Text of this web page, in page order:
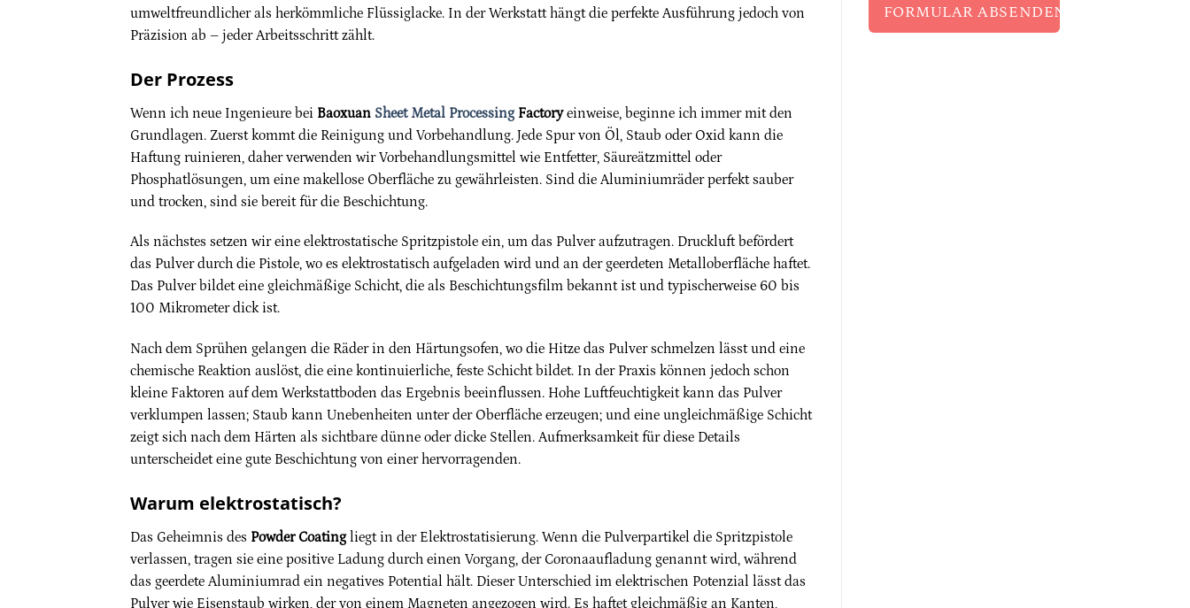
umweltfreundlicher als herkömmliche Flüssiglacke. In der Werkstatt hängt die perfekte Ausführung jedoch von
Präzision ab – jeder Arbeitsschritt zählt.
Der Prozess
Wenn ich neue Ingenieure bei Baoxuan Sheet Metal ProcessingFactoryeinweise, beginne ich immer mit den
Grundlagen. Zuerst kommt die Reinigung und Vorbehandlung. Jede Spur von Öl, Staub oder Oxid kann die
Haftung ruinieren, daher verwenden wir Vorbehandlungsmittel wie Entfetter, Säureätzmittel oder
Phosphatlösungen, um eine makellose Oberfläche zu gewährleisten. Sind die Aluminiumräder perfekt sauber
und trocken, sind sie bereit für die Beschichtung.
Als nächstes setzen wir eine elektrostatische Spritzpistole ein, um das Pulver aufzutragen. Druckluft befördert
das Pulver durch die Pistole, wo es elektrostatisch aufgeladen wird und an der geerdeten Metalloberfläche haftet.
Das Pulver bildet eine gleichmäßige Schicht, die als Beschichtungsfilm bekannt ist und typischerweise 60 bis
100 Mikrometer dick ist.
Nach dem Sprühen gelangen die Räder in den Härtungsofen, wo die Hitze das Pulver schmelzen lässt und eine
chemische Reaktion auslöst, die eine kontinuierliche, feste Schicht bildet. In der Praxis können jedoch schon
kleine Faktoren auf dem Werkstattboden das Ergebnis beeinflussen. Hohe Luftfeuchtigkeit kann das Pulver
verklumpen lassen; Staub kann Unebenheiten unter der Oberfläche erzeugen; und eine ungleichmäßige Schicht
zeigt sich nach dem Härten als sichtbare dünne oder dicke Stellen. Aufmerksamkeit für diese Details
unterscheidet eine gute Beschichtung von einer hervorragenden.
Warum elektrostatisch?
Das Geheimnis des Powder Coatingliegt in der Elektrostatisierung. Wenn die Pulverpartikel die Spritzpistole
verlassen, tragen sie eine positive Ladung durch einen Vorgang, der Coronaaufladung genannt wird, während
das geerdete Aluminiumrad ein negatives Potential hält. Dieser Unterschied im elektrischen Potenzial lässt das
Pulver wie Eisenstaub wirken, der von einem Magneten angezogen wird. Es haftet gleichmäßig an Kanten,
FORMULAR ABSENDEN